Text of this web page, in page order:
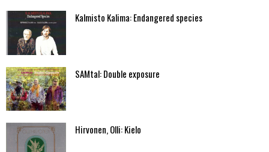
Kalmisto Kalima: Endangered species
SAMtal: Double exposure
Hirvonen, Olli: Kielo